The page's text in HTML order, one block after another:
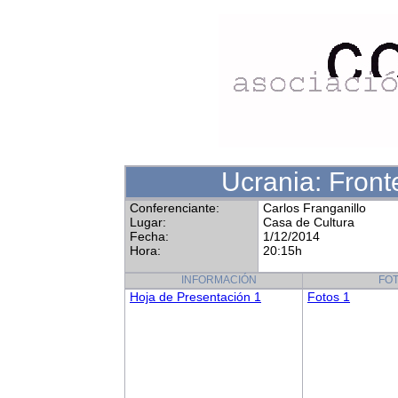
Ucrania:
Conferenciante:
Lugar:
Fecha:
Hora:
Carlos Franganillo
Casa de Cultura
1/12/2014
20:15h
INFORMACIÓN
Hoja de Presentación 1 Fotos 1